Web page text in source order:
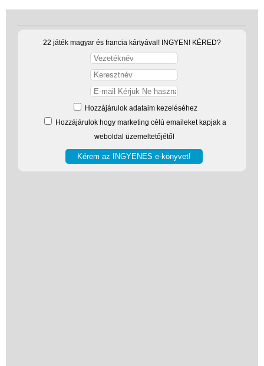
22 játék magyar és francia kártyával! INGYEN! KÉRED?
Hozzájárulok adataim kezeléséhez
Hozzájárulok hogy marketing célú emaileket kapjak a
weboldal üzemeltetőjétől